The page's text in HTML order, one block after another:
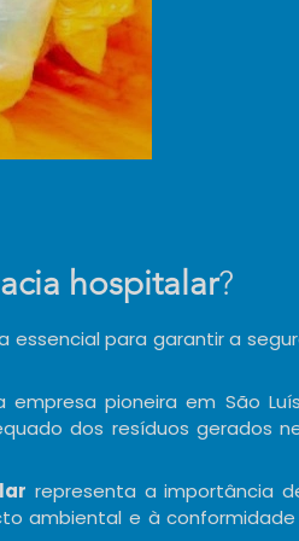
hospitalar?
essencial para garantir a
pioneira em São
dos resíduos gerados
representa a importância
ambiental e à